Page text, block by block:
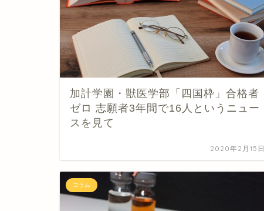
加計学園・獣医学部「四国枠」合格者
ゼロ 志願者3年間で16人というニュー
スを見て
2020年2月15日
コラム